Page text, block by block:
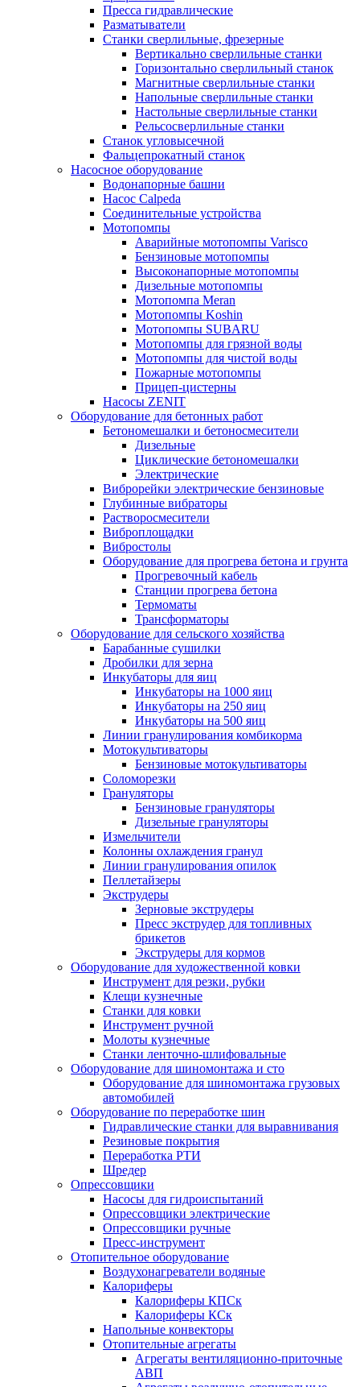
Пресса гидравлические
Разматыватели
Станки сверлильные, фрезерные
Вертикально сверлильные станки
Горизонтально сверлильный станок
Магнитные сверлильные станки
Напольные сверлильные станки
Настольные сверлильные станки
Рельсосверлильные станки
Станок угловысечной
Фальцепрокатный станок
Насосное оборудование
Водонапорные башни
Насос Calpeda
Соединительные устройства
Мотопомпы
Аварийные мотопомпы Varisco
Бензиновые мотопомпы
Высоконапорные мотопомпы
Дизельные мотопомпы
Мотопомпа Meran
Мотопомпы Koshin
Мотопомпы SUBARU
Мотопомпы для грязной воды
Мотопомпы для чистой воды
Пожарные мотопомпы
Прицеп-цистерны
Насосы ZENIT
Оборудование для бетонных работ
Бетономешалки и бетоносмесители
Дизельные
Циклические бетономешалки
Электрические
Виброрейки электрические бензиновые
Глубинные вибраторы
Растворосмесители
Виброплощадки
Вибростолы
Оборудование для прогрева бетона и грунта
Прогревочный кабель
Станции прогрева бетона
Термоматы
Трансформаторы
Оборудование для сельского хозяйства
Барабанные сушилки
Дробилки для зерна
Инкубаторы для яиц
Инкубаторы на 1000 яиц
Инкубаторы на 250 яиц
Инкубаторы на 500 яиц
Линии гранулирования комбикорма
Мотокультиваторы
Бензиновые мотокультиваторы
Соломорезки
Грануляторы
Бензиновые грануляторы
Дизельные грануляторы
Измельчители
Колонны охлаждения гранул
Линии гранулирования опилок
Пеллетайзеры
Экструдеры
Зерновые экструдеры
Пресс экструдер для топливных
брикетов
Экструдеры для кормов
Оборудование для художественной ковки
Инструмент для резки, рубки
Клещи кузнечные
Станки для ковки
Инструмент ручной
Молоты кузнечные
Станки ленточно-шлифовальные
Оборудование для шиномонтажа и сто
Оборудование для шиномонтажа грузовых
автомобилей
Оборудование по переработке шин
Гидравлические станки для выравнивания
Резиновые покрытия
Переработка РТИ
Шредер
Опрессовщики
Насосы для гидроиспытаний
Опрессовщики электрические
Опрессовщики ручные
Пресс-инструмент
Отопительное оборудование
Воздухонагреватели водяные
Калориферы
Калориферы КПСк
Калориферы КСк
Напольные конвекторы
Отопительные агрегаты
Агрегаты вентиляционно-приточные
АВП